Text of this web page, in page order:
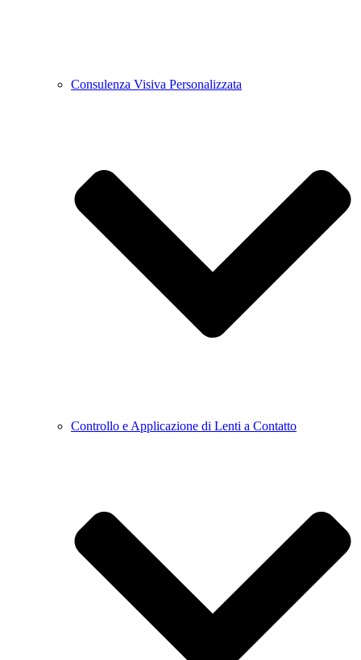
Consulenza Visiva Personalizzata
Controllo e Applicazione di Lenti a Contatto